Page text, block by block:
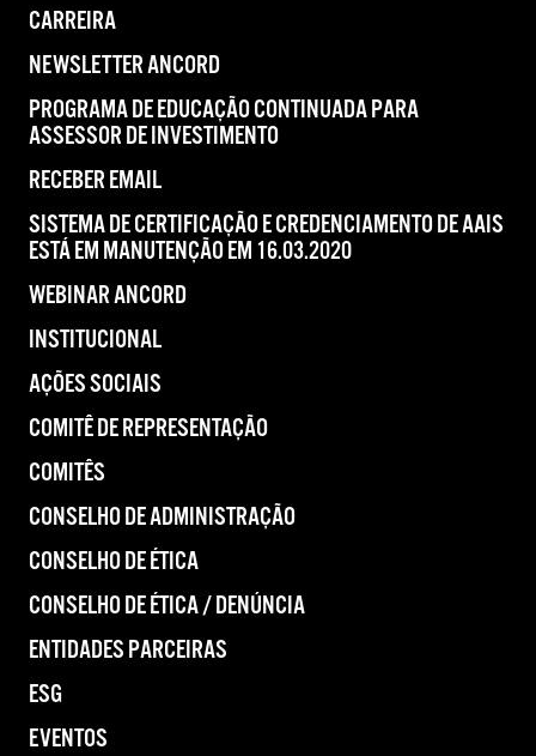
CARREIRA
NEWSLETTER ANCORD
PROGRAMA DE EDUCAÇÃO CONTINUADA PARA
ASSESSOR DE INVESTIMENTO
RECEBER EMAIL
SISTEMA DE CERTIFICAÇÃO E CREDENCIAMENTO DE AAIS
ESTÁ EM MANUTENÇÃO EM 16.03.2020
WEBINAR ANCORD
INSTITUCIONAL
AÇÕES SOCIAIS
COMITÊ DE REPRESENTAÇÃO
COMITÊS
CONSELHO DE ADMINISTRAÇÃO
CONSELHO DE ÉTICA
CONSELHO DE ÉTICA / DENÚNCIA
ENTIDADES PARCEIRAS
ESG
EVENTOS